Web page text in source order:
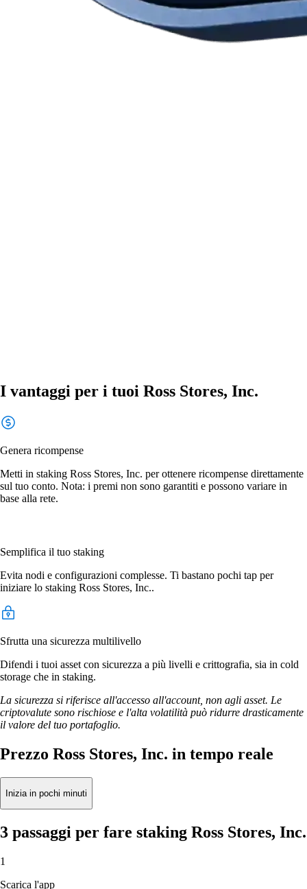
I vantaggi per i tuoi Ross Stores, Inc.
Genera ricompense
Metti in staking Ross Stores, Inc. per ottenere ricompense direttamente
sul tuo conto. Nota: i premi non sono garantiti e possono variare in
base alla rete.
Semplifica il tuo staking
Evita nodi e configurazioni complesse. Ti bastano pochi tap per
iniziare lo staking Ross Stores, Inc..
Sfrutta una sicurezza multilivello
Difendi i tuoi asset con sicurezza a più livelli e crittografia, sia in cold
storage che in staking.
La sicurezza si riferisce all'accesso all'account, non agli asset. Le
criptovalute sono rischiose e l'alta volatilità può ridurre drasticamente
il valore del tuo portafoglio.
Prezzo Ross Stores, Inc. in tempo reale
Inizia in pochi minuti
3 passaggi per fare staking Ross Stores, Inc.
1
Scarica l'app